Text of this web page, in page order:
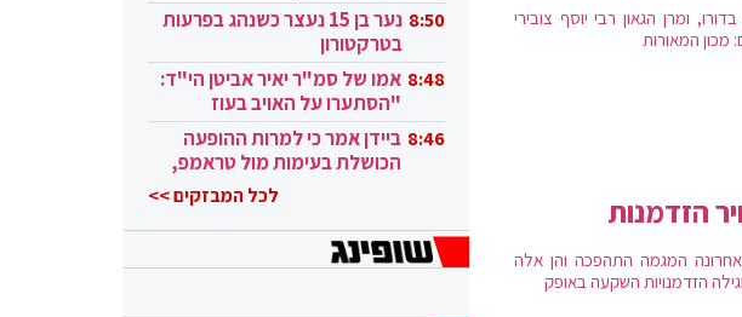
ומרן הגאון רבי יוסף צובירי
מכון המאורות
הזדמנות
המגמה התהפכה והן אלה
הזדמנויות השקעה באופק
8:50
נער בן 15 נעצר כשנהג בפרעות
בטרקטורון
8:48 אמו של סמ"ר יאיר אביטן הי"ד:
"הסתערו על האויב בעוז
ובגבורה" 8:46 ביידן אמר כי למרות ההופעה
הכושלת בעימות מול טראמפ,
לכל המבזקים >>